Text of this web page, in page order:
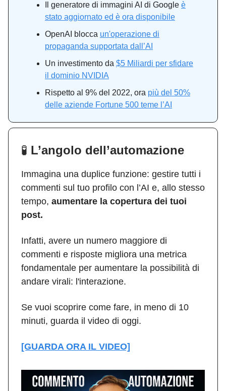
Il generatore di immagini AI di Google è
stato aggiornato ed è ora disponibile
OpenAI blocca un'operazione di
propaganda supportata dall’AI
Un investimento da $5 Miliardi per sfidare
il dominio NVIDIA
Rispetto al 9% del 2022, ora più del 50%
delle aziende Fortune 500 teme l’AI
🧪 L’angolo dell’automazione
Immagina una duplice funzione: gestire tutti i
commenti sul tuo profilo con l’AI e, allo stesso
tempo, aumentare la copertura dei tuoi
post.
Infatti, avere un numero maggiore di
commenti e risposte migliora una metrica
fondamentale per aumentare la possibilità di
andare virali: l'interazione.
Se vuoi scoprire come fare, in meno di 10
minuti, guarda il video di oggi.
[GUARDA ORA IL VIDEO]